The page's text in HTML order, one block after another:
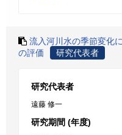
流入河川水の季節変化
の評価
研究代表者
研究代表者
遠藤 修一
研究期間 (年度)